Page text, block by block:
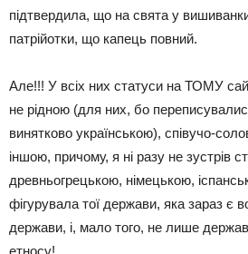
підтвердила, що на свята у
патрійотки, що капець повний.
Але!!! У всіх них статуси на ТОМУ
не рідною (для них, бо
винятково українською), співучо-
іншою, причому, я ні разу не зустрів
древньогрецькою, німецькою,
фігурувала тої держави, яка зараз є
держави, і, мало того, не лише
етносу!